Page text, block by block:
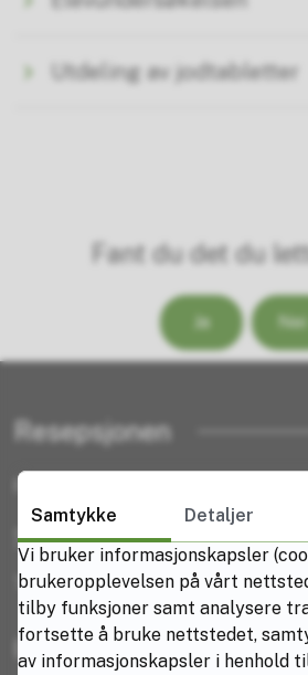
Utdeling av jodtabletter
Fant du det du
Ja Nei
Resepsjonen
Send en E-post til skolen
Telefon:75 65 65 00
Besøksadresser:
Samtykke Detaljer
Vi bruker informasjonskapsler
brukeropplevelsen på vårt
tilby funksjoner samt analysere
fortsette å bruke nettstedet,
av informasjonskapsler i henhold